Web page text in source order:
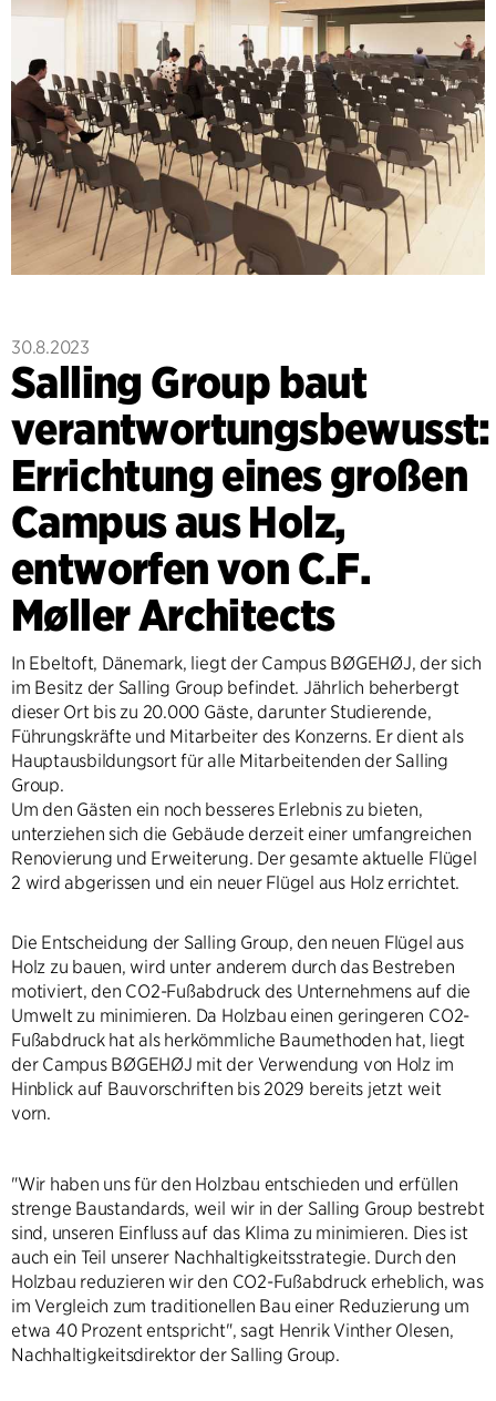
30.8.2023
Salling Group baut
verantwortungsbewusst:
Errichtung eines großen
Campus aus Holz,
entworfen von C.F.
Møller Architects
In Ebeltoft, Dänemark, liegt der Campus BØGEHØJ, der sich
im Besitz der Salling Group befindet. Jährlich beherbergt
dieser Ort bis zu 20.000 Gäste, darunter Studierende,
Führungskräfte und Mitarbeiter des Konzerns. Er dient als
Hauptausbildungsort für alle Mitarbeitenden der Salling
Group.
Um den Gästen ein noch besseres Erlebnis zu bieten,
unterziehen sich die Gebäude derzeit einer umfangreichen
Renovierung und Erweiterung. Der gesamte aktuelle Flügel
2 wird abgerissen und ein neuer Flügel aus Holz errichtet.
Die Entscheidung der Salling Group, den neuen Flügel aus
Holz zu bauen, wird unter anderem durch das Bestreben
motiviert, den CO2-Fußabdruck des Unternehmens auf die
Umwelt zu minimieren. Da Holzbau einen geringeren CO2-
Fußabdruck hat als herkömmliche Baumethoden hat, liegt
der Campus BØGEHØJ mit der Verwendung von Holz im
Hinblick auf Bauvorschriften bis 2029 bereits jetzt weit
vorn.
"Wir haben uns für den Holzbau entschieden und erfüllen
strenge Baustandards, weil wir in der Salling Group bestrebt
sind, unseren Einfluss auf das Klima zu minimieren. Dies ist
auch ein Teil unserer Nachhaltigkeitsstrategie. Durch den
Holzbau reduzieren wir den CO2-Fußabdruck erheblich, was
im Vergleich zum traditionellen Bau einer Reduzierung um
etwa 40 Prozent entspricht", sagt Henrik Vinther Olesen,
Nachhaltigkeitsdirektor der Salling Group.